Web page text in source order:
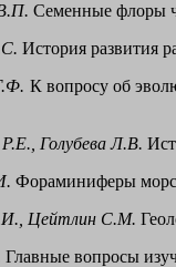
Семенные флоры
История развития
К вопросу об
Голубева Л.В.
Фораминиферы
Цейтлин С.М.
Главные вопросы